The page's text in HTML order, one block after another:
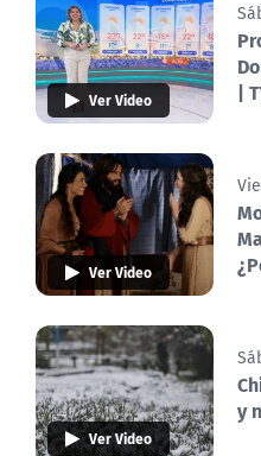
Ver Video
|
Ver Video
Ver Video
y